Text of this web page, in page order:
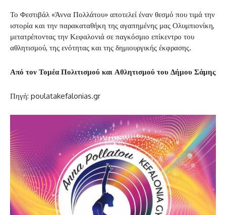
Το Φεστιβάλ «Άννα Πολλάτου» αποτελεί έναν θεσμό που τιμά την
ιστορία και την παρακαταθήκη της αγαπημένης μας Ολυμπιονίκη,
μετατρέποντας την Κεφαλονιά σε παγκόσμιο επίκεντρο του
αθλητισμού, της ενότητας και της δημιουργικής έκφρασης.
Από τον Τομέα Πολιτισμού και Αθλητισμού του Δήμου Σάμης
Πηγή: poulatakefalonias.gr